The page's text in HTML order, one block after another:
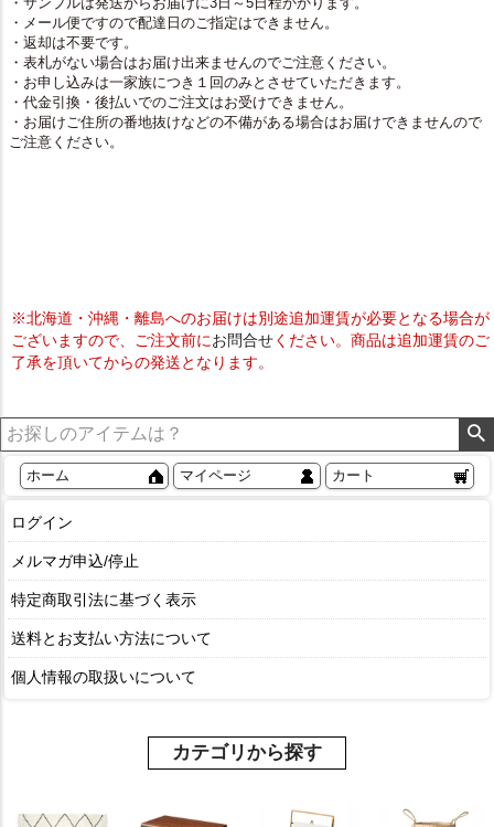
・メール便ですので配達日のご指定はできません。
・返却は不要です。
・表札がない場合はお届け出来ませんのでご注意ください。
・お申し込みは一家族につき１回のみとさせていただきます。
・代金引換・後払いでのご注文はお受けできません。
・お届けご住所の番地抜けなどの不備がある場合はお届けできませんので
ご注意ください。
※北海道・沖縄・離島へのお届けは別途追加運賃が必要となる場合が
ございますので、ご注文前にお問合せください。商品は追加運賃のご
了承を頂いてからの発送となります。
ホーム マイページ カート
ログイン
メルマガ申込/停止
特定商取引法に基づく表示
送料とお支払い方法について
個人情報の取扱いについて
カテゴリから探す